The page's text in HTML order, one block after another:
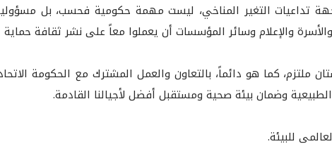
تداعيات التغير المناخي، ليست مهمة حكومية فحسب، بل
والأسرة والإعلام وسائر المؤسسات أن يعملوا معاً على نشر ثقافة
ملتزم، كما هو دائماً، بالتعاون والعمل المشترك مع الحكومة
الطبيعية وضمان بيئة صحية ومستقبل أفضل لأجيالنا القادمة.
للبيئة.